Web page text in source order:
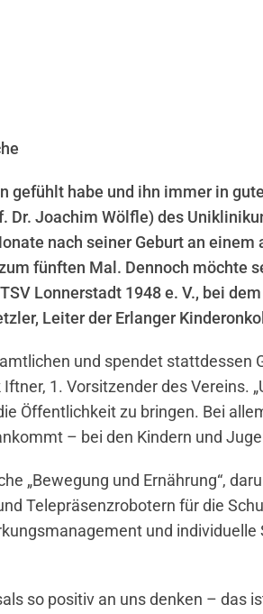
habe und ihn immer in
Joachim Wölfle) des
nach seiner Geburt an einem
fünften Mal. Dennoch möchte
Lonnerstadt 1948 e. V., bei
Leiter der Erlanger
und spendet stattdessen
1. Vorsitzender des Vereins.
Öffentlichkeit zu bringen. Bei
– bei den Kindern und
„Bewegung und Ernährung“,
Telepräsenzrobotern für die
und
so positiv an uns denken – das